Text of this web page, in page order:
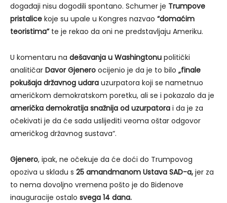
događaji nisu dogodili spontano. Schumer je Trumpove
pristalice koje su upale u Kongres nazvao “domaćim
teoristima”te je rekao da oni ne predstavljaju Ameriku.
U komentaru na dešavanja u Washingtonu politički
analitičar Davor Gjenero ocijenio je da je to bilo „finale
pokušaja državnog udara uzurpatora koji se nametnuo
američkom demokratskom poretku, ali se i pokazalo da je
američka demokratija snažnija od uzurpatora i da je za
očekivati je da će sada uslijediti veoma oštar odgovor
američkog državnog sustava“.
Gjenero, ipak, ne očekuje da će doći do Trumpovog
opoziva u skladu s 25 amandmanom Ustava SAD-a, jer za
to nema dovoljno vremena pošto je do Bidenove
inauguracije ostalo svega 14 dana.